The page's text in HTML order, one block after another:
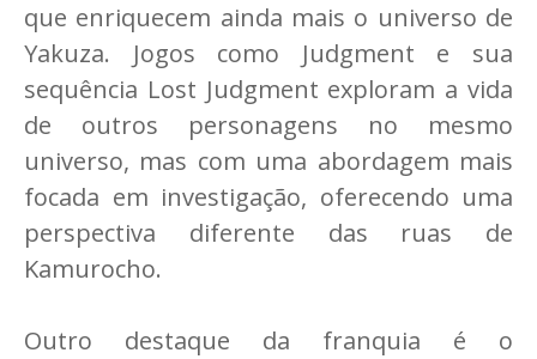
que enriquecem ainda mais o universo de
Yakuza. Jogos como Judgment e sua
sequência Lost Judgment exploram a vida
de outros personagens no mesmo
universo, mas com uma abordagem mais
focada em investigação, oferecendo uma
perspectiva diferente das ruas de
Kamurocho.
Outro destaque da franquia é o